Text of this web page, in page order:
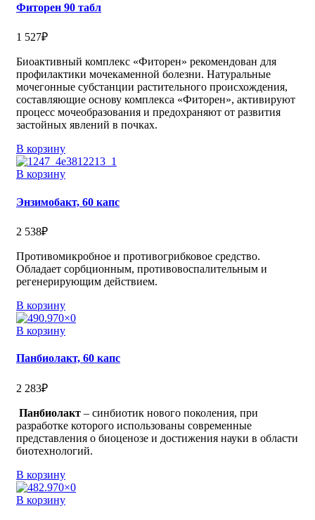
Фиторен 90 табл
1 527₽
Биоактивный комплекс «Фиторен» рекомендован для
профилактики мочекаменной болезни. Натуральные
мочегонные субстанции растительного происхождения,
составляющие основу комплекса «Фиторен», активируют
процесс мочеобразования и предохраняют от развития
застойных явлений в почках.
В корзину
В корзину
Энзимобакт, 60 капс
2 538₽
Противомикробное и противогрибковое средство.
Обладает сорбционным, противовоспалительным и
регенерирующим действием.
В корзину
В корзину
Панбиолакт, 60 капс
2 283₽
Панбиолакт – синбиотик нового поколения, при
разработке которого использованы современные
представления о биоценозе и достижения науки в области
биотехнологий.
В корзину
В корзину